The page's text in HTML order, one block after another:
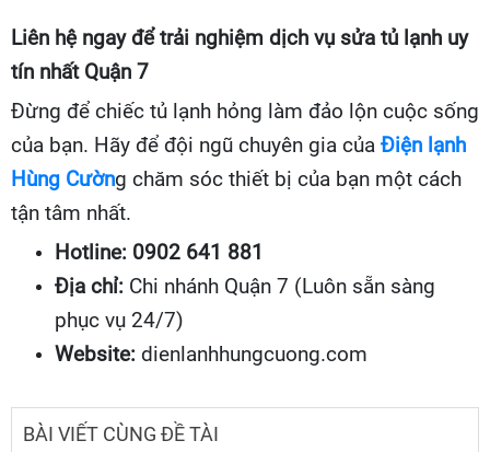
Liên hệ ngay để trải nghiệm dịch vụ sửa tủ lạnh uy
tín nhất Quận 7
Đừng để chiếc tủ lạnh hỏng làm đảo lộn cuộc sống
của bạn. Hãy để đội ngũ chuyên gia của Điện lạnh
Hùng Cường chăm sóc thiết bị của bạn một cách
tận tâm nhất.
Hotline: 0902 641 881
Địa chỉ: Chi nhánh Quận 7 (Luôn sẵn sàng
phục vụ 24/7)
Website: dienlanhhungcuong.com
BÀI VIẾT CÙNG ĐỀ TÀI